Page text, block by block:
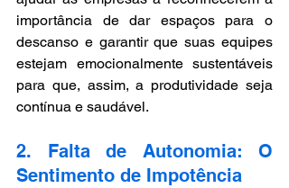
importância de dar espaços para o
descanso e garantir que suas equipes
estejam emocionalmente sustentáveis
para que, assim, a produtividade seja
contínua e saudável.
2. Falta de Autonomia: O
Sentimento de Impotência